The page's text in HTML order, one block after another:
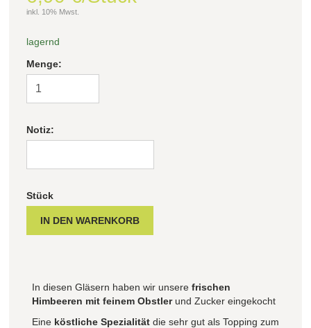
inkl. 10% Mwst.
lagernd
Menge:
Notiz:
Stück
In diesen Gläsern haben wir unsere frischen
Himbeeren mit feinem Obstlerund Zucker eingekocht
Eine köstliche Spezialität die sehr gut als Topping zum